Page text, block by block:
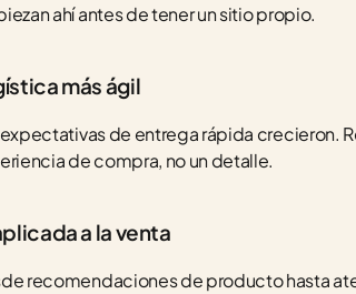
ahí antes de tener un sitio propio.
más ágil
de entrega rápida crecieron.
de compra, no un detalle.
a la venta
recomendaciones de producto hasta